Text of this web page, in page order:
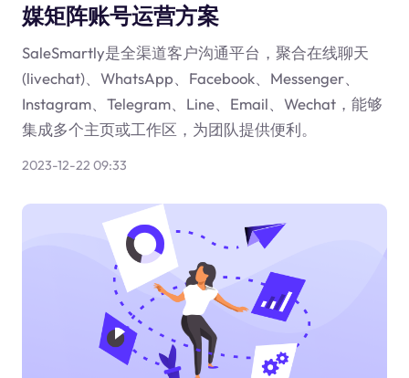
媒矩阵账号运营方案
SaleSmartly是全渠道客户沟通平台，聚合在线聊天
(livechat)、WhatsApp、Facebook、Messenger、
Instagram、Telegram、Line、Email、Wechat，能够
集成多个主页或工作区，为团队提供便利。
2023-12-22 09:33